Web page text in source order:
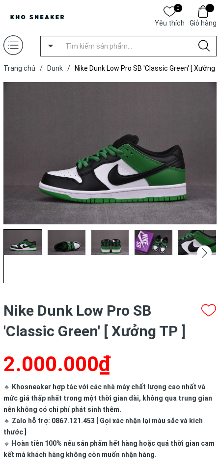
0
Yêu thích Giỏ hàng
Trang chủ / Dunk /
Nike Dunk Low Pro SB 'Classic Green' [ Xưởng
Nike Dunk Low Pro SB
'Classic Green' [ Xưởng TP ]
2.000.000₫
🔹 Khosneaker hợp tác với các nhà máy chất lượng cao nhất và
mức giá thấp nhất trong một thời gian dài, không qua trung gian
nên không có chi phí phát sinh thêm.
🔹 Zalo hỗ trợ: 0867.121.453 [ Gọi xác nhận lại màu sắc và kích
thước ]
🔹 Hoàn tiền 100% nếu sản phẩm hết hàng hoặc quá thời gian cam
kết mà khách hàng không còn muốn nhận hàng.